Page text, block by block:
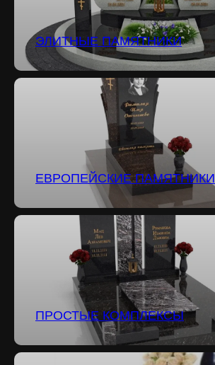
ЭЛИТНЫЕ ПАМЯТНИКИ
ЕВРОПЕЙСКИЕ ПАМЯТНИКИ
ПРОСТЫЕ КОМПЛЕКСЫ